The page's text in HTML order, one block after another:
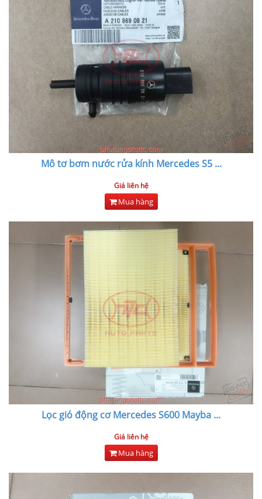
Mô tơ bơm nước rửa kính Mercedes S5...
Giá liên hệ
Mua hàng
Lọc gió động cơ Mercedes S600 Mayba ...
Giá liên hệ
Mua hàng